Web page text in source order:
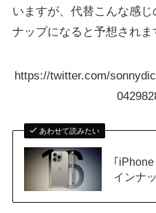
いますが、代替こんな感
ナップになると予想されま
https://twitter.com/
あわせて読みたい
｢
インナ